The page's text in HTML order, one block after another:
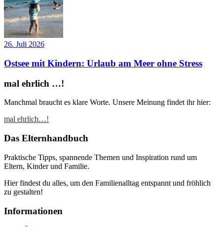
26. Juli 2026
Ostsee mit Kindern: Urlaub am Meer ohne Stress
mal ehrlich …!
Manchmal braucht es klare Worte. Unsere Meinung findet ihr hier:
mal ehrlich…!
Das Elternhandbuch
Praktische Tipps, spannende Themen und Inspiration rund um
Eltern, Kinder und Familie.
Hier findest du alles, um den Familienalltag entspannt und fröhlich
zu gestalten!
Informationen